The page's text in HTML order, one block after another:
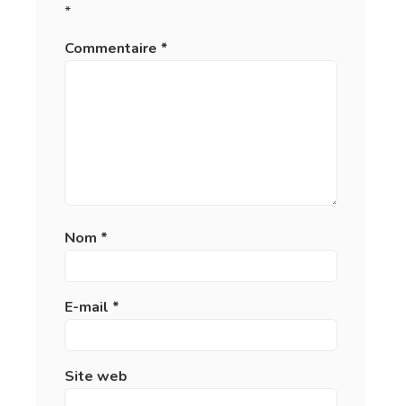
*
Commentaire *
Nom *
E-mail *
Site web